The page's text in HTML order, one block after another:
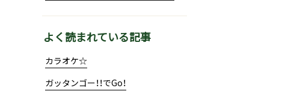
よく読まれている記事
カラオケ☆
ガッタンゴー！！でGo！